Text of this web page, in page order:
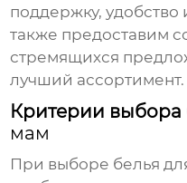
поддержку,
также предоставим
стремящихся
лучший ассортимент.
Критерии выбора
мам
При выборе белья